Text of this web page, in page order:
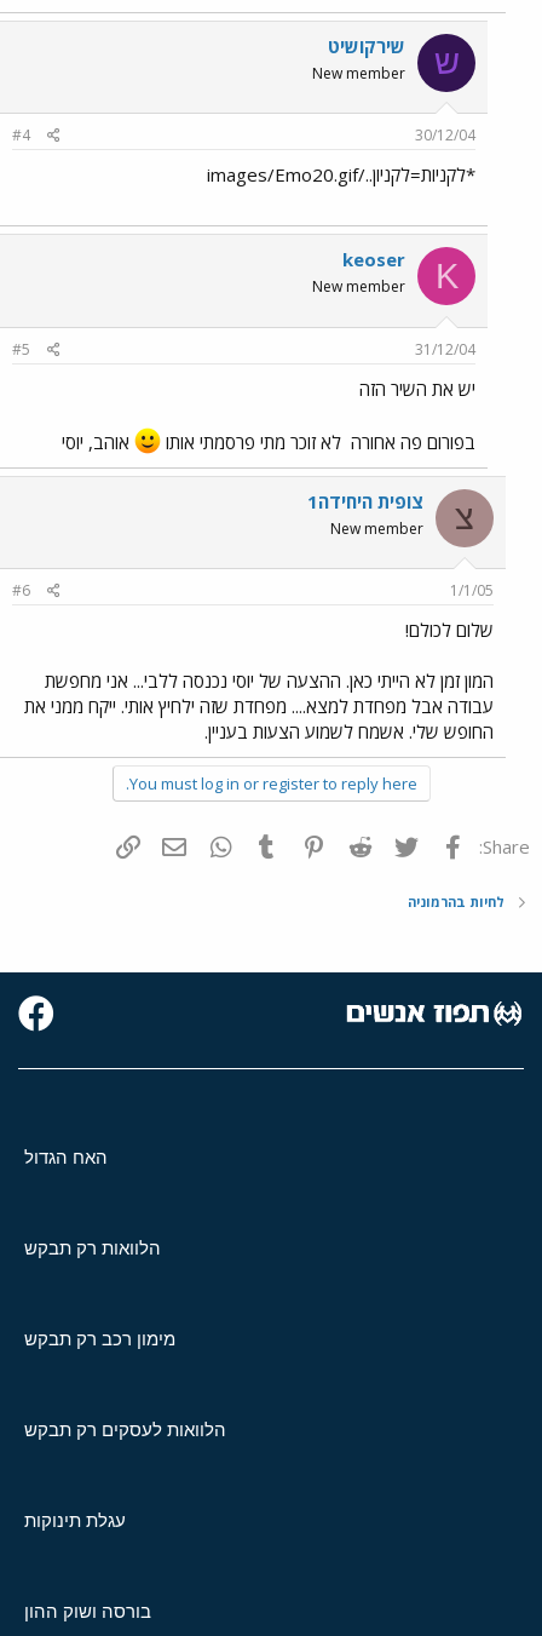
ש שירקושיט
New member
30/12/04
#4
*לקניות=לקניון../images/Emo20.gif
K
keoser
New member
31/12/04
#5
יש את השיר הזה
בפורום פה אחורה לא זוכר מתי פרסמתי אותו אוהב, יוסי
צ צופית היחידה1
New member
1/1/05
#6
שלום לכולם!
המון זמן לא הייתי כאן. ההצעה של יוסי נכנסה ללבי... אני מחפשת
עבודה אבל מפחדת למצא.... מפחדת שזה ילחיץ אותי. ייקח ממני את
החופש שלי. אשמח לשמוע הצעות בעניין.
You must log in or register to reply here.
Share: פייסבוק Twitter
Reddit
Pinterest
Tumblr
WhatsAppדואר אלקטרוני
לחיות בהרמוניה
האח הגדול
הלוואות רק תבקש
מימון רכב רק תבקש
הלוואות לעסקים רק תבקש
עגלת תינוקות
בורסה ושוק ההון